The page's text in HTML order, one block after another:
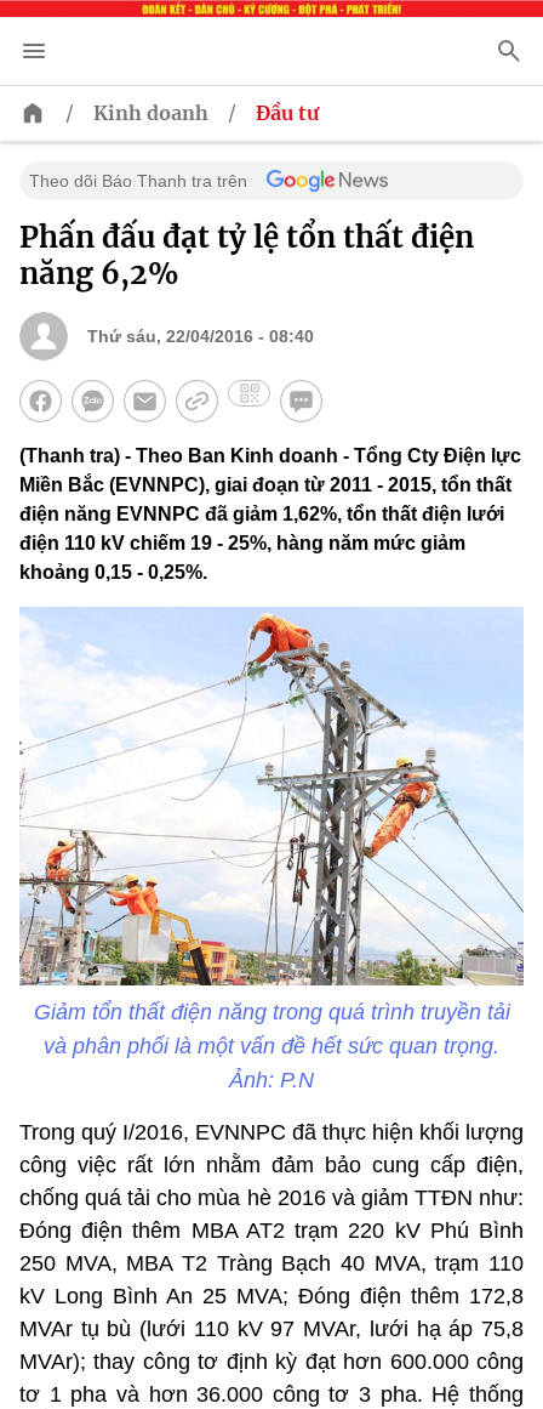
/ Kinh doanh / Đầu tư
Theo dõi Báo Thanh tra trên
Phấn đấu đạt tỷ lệ tổn thất điện
năng 6,2%
Thứ sáu, 22/04/2016 - 08:40
(Thanh tra) - Theo Ban Kinh doanh - Tổng Cty Điện lực
Miền Bắc (EVNNPC), giai đoạn từ 2011 - 2015, tổn thất
điện năng EVNNPC đã giảm 1,62%, tổn thất điện lưới
điện 110 kV chiếm 19 - 25%, hàng năm mức giảm
khoảng 0,15 - 0,25%.
Giảm tổn thất điện năng trong quá trình truyền tải
và phân phối là một vấn đề hết sức quan trọng.
Ảnh: P.N
Trong quý I/2016, EVNNPC đã thực hiện khối lượng
công việc rất lớn nhằm đảm bảo cung cấp điện,
chống quá tải cho mùa hè 2016 và giảm TTĐN như:
Đóng điện thêm MBA AT2 trạm 220 kV Phú Bình
250 MVA, MBA T2 Tràng Bạch 40 MVA, trạm 110
kV Long Bình An 25 MVA; Đóng điện thêm 172,8
MVAr tụ bù (lưới 110 kV 97 MVAr, lưới hạ áp 75,8
MVAr); thay công tơ định kỳ đạt hơn 600.000 công
tơ 1 pha và hơn 36.000 công tơ 3 pha. Hệ thống